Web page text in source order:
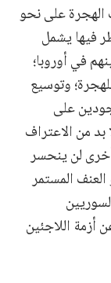
الهجرة على نحو
فيها يشمل
في أوروبا؛
وتوسيع
على
بد من الاعتراف
لن ينحسر
المستمر
اللاجئين